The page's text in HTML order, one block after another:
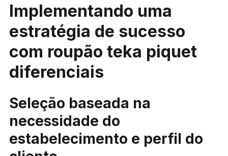
Implementando uma
estratégia de sucesso
com roupão teka piquet
diferenciais
Seleção baseada na
necessidade do
estabelecimento e perfil do